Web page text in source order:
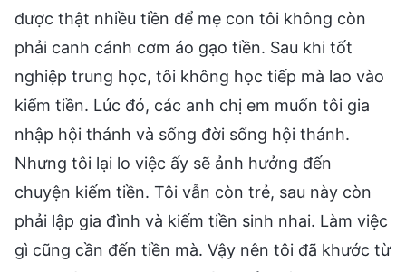
được thật nhiều tiền để mẹ con tôi không còn
phải canh cánh cơm áo gạo tiền. Sau khi tốt
nghiệp trung học, tôi không học tiếp mà lao vào
kiếm tiền. Lúc đó, các anh chị em muốn tôi gia
nhập hội thánh và sống đời sống hội thánh.
Nhưng tôi lại lo việc ấy sẽ ảnh hưởng đến
chuyện kiếm tiền. Tôi vẫn còn trẻ, sau này còn
phải lập gia đình và kiếm tiền sinh nhai. Làm việc
gì cũng cần đến tiền mà. Vậy nên tôi đã khước từ